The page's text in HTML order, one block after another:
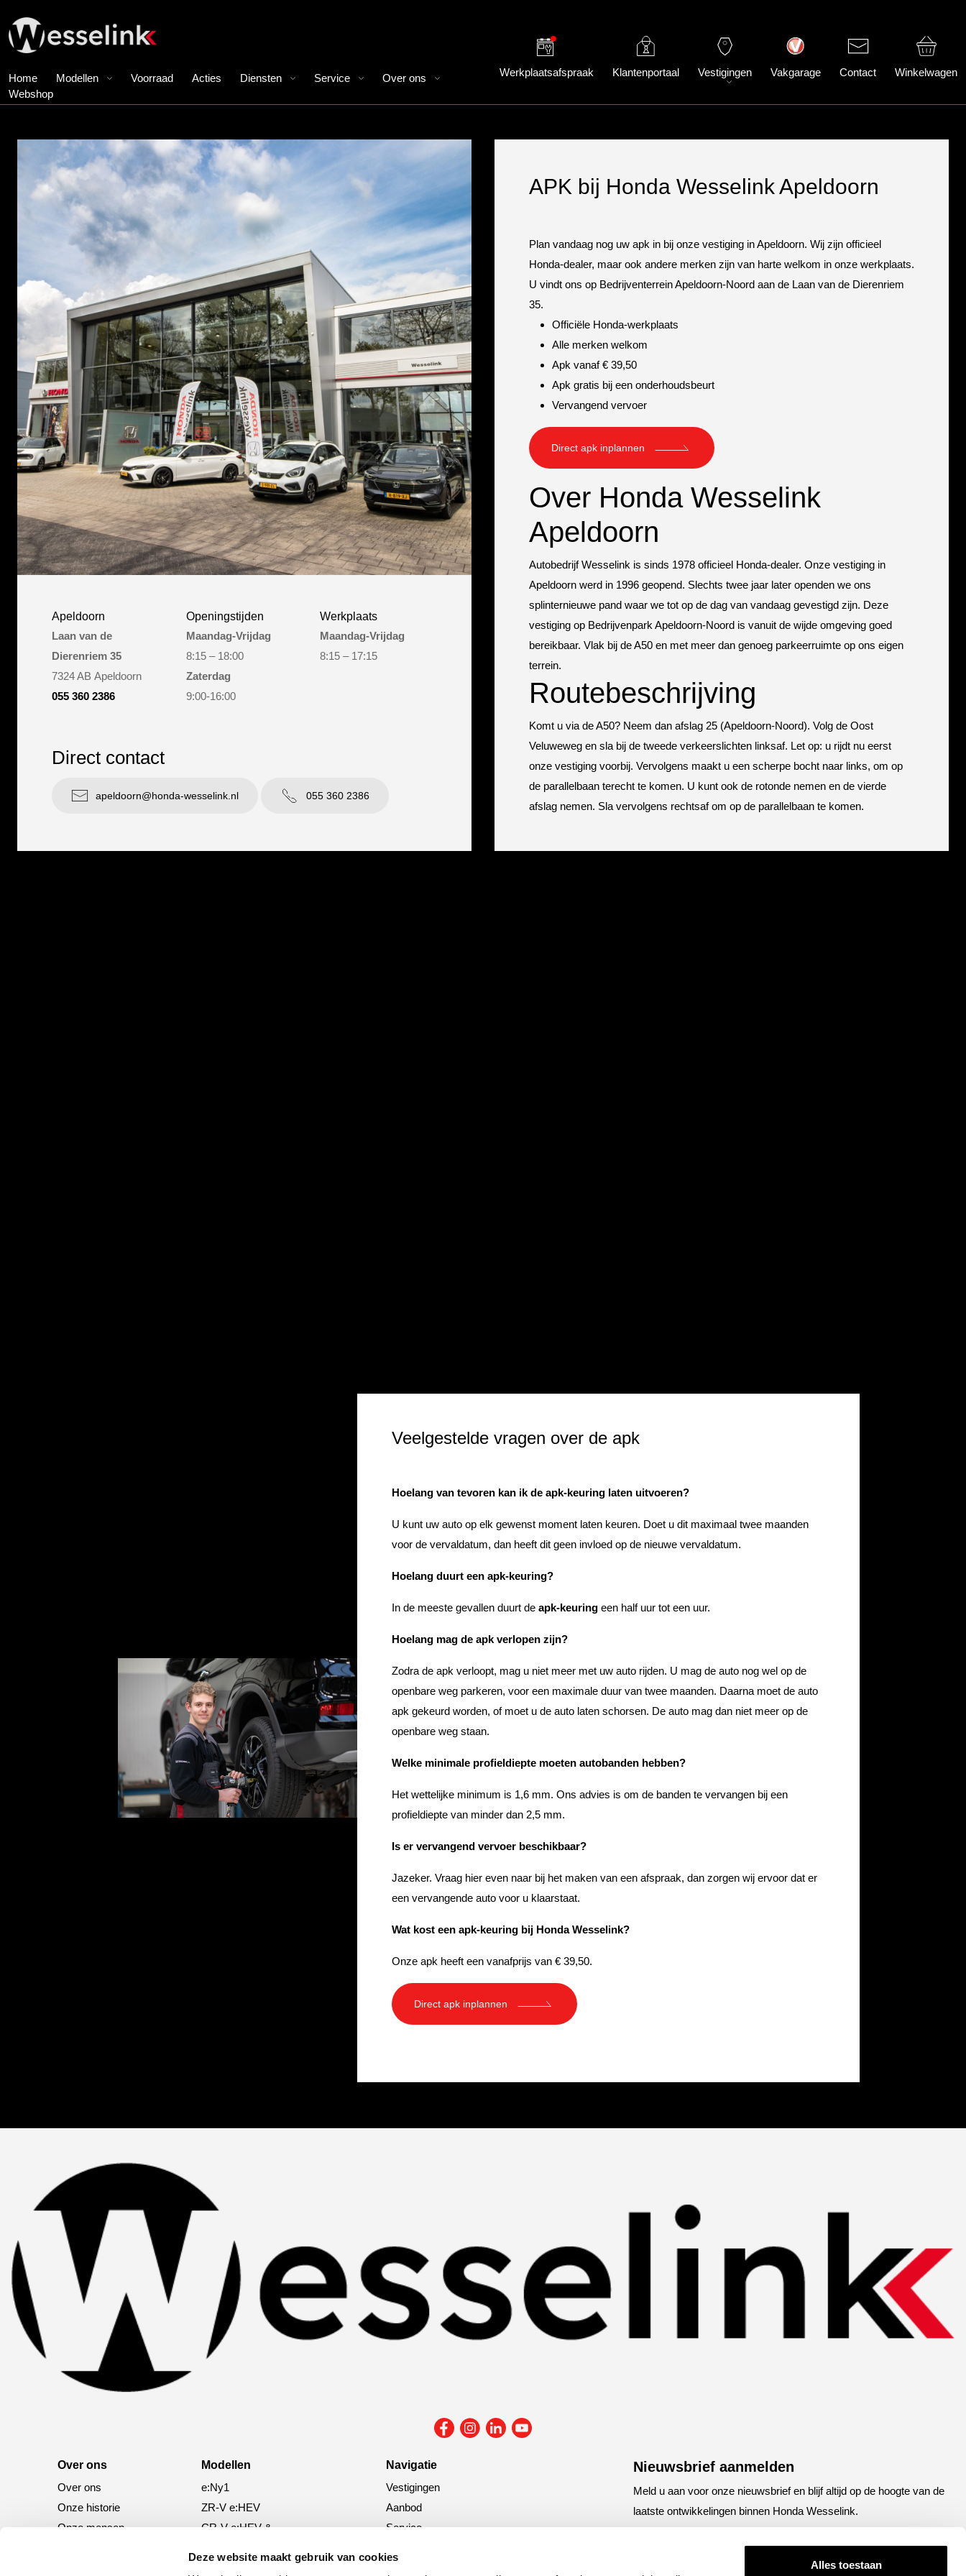
Deze website maakt gebruik van cookies
Alles toestaan
Home Modellen Voorraad Acties Diensten Service
Over ons
Webshop
Werkplaatsafspraak Klantenportaal Vestigingen Vakgarage Contact Winkelwagen
Apeldoorn
Laan van de
Dierenriem 35
7324 AB Apeldoorn
055 360 2386
Openingstijden
Maandag-Vrijdag
8:15 – 18:00
Zaterdag
9:00-16:00
Werkplaats
Maandag-Vrijdag
8:15 – 17:15
Direct contact
apeldoorn@honda-wesselink.nl 055 360 2386
APK bij Honda Wesselink Apeldoorn
Plan vandaag nog uw apk in bij onze vestiging in Apeldoorn. Wij zijn officieel
Honda-dealer, maar ook andere merken zijn van harte welkom in onze werkplaats.
U vindt ons op Bedrijventerrein Apeldoorn-Noord aan de Laan van de Dierenriem
35.
Officiële Honda-werkplaats
Alle merken welkom
Apk vanaf € 39,50
Apk gratis bij een onderhoudsbeurt
Vervangend vervoer
Direct apk inplannen
Over Honda Wesselink
Apeldoorn
Autobedrijf Wesselink is sinds 1978 officieel Honda-dealer. Onze vestiging in
Apeldoorn werd in 1996 geopend. Slechts twee jaar later openden we ons
splinternieuwe pand waar we tot op de dag van vandaag gevestigd zijn. Deze
vestiging op Bedrijvenpark Apeldoorn-Noord is vanuit de wijde omgeving goed
bereikbaar. Vlak bij de A50 en met meer dan genoeg parkeerruimte op ons eigen
terrein.
Routebeschrijving
Komt u via de A50? Neem dan afslag 25 (Apeldoorn-Noord). Volg de Oost
Veluweweg en sla bij de tweede verkeerslichten linksaf. Let op: u rijdt nu eerst
onze vestiging voorbij. Vervolgens maakt u een scherpe bocht naar links, om op
de parallelbaan terecht te komen. U kunt ook de rotonde nemen en de vierde
afslag nemen. Sla vervolgens rechtsaf om op de parallelbaan te komen.
Veelgestelde vragen over de apk
Hoelang van tevoren kan ik de apk-keuring laten uitvoeren?
U kunt uw auto op elk gewenst moment laten keuren. Doet u dit maximaal twee maanden
voor de vervaldatum, dan heeft dit geen invloed op de nieuwe vervaldatum.
Hoelang duurt een apk-keuring?
In de meeste gevallen duurt deapk-keuring een half uur tot een uur.
Hoelang mag de apk verlopen zijn?
Zodra de apk verloopt, mag u niet meer met uw auto rijden. U mag de auto nog wel op de
openbare weg parkeren, voor een maximale duur van twee maanden. Daarna moet de auto
apk gekeurd worden, of moet u de auto laten schorsen. De auto mag dan niet meer op de
openbare weg staan.
Welke minimale profieldiepte moeten autobanden hebben?
Het wettelijke minimum is 1,6 mm. Ons advies is om de banden te vervangen bij een
profieldiepte van minder dan 2,5 mm.
Is er vervangend vervoer beschikbaar?
Jazeker. Vraag hier even naar bij het maken van een afspraak, dan zorgen wij ervoor dat er
een vervangende auto voor u klaarstaat.
Wat kost een apk-keuring bij Honda Wesselink?
Onze apk heeft een vanafprijs van € 39,50.
Direct apk inplannen
Over ons
Over ons
Onze historie
Onze mensen
Modellen
e:Ny1
ZR-V e:HEV
CR-V e:HEV &
Navigatie
Vestigingen
Aanbod
Service
Nieuwsbrief aanmelden
Meld u aan voor onze nieuwsbrief en blijf altijd op de hoogte van de
laatste ontwikkelingen binnen Honda Wesselink.